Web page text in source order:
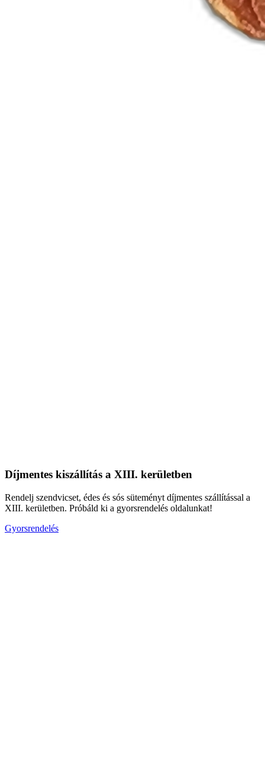
Díjmentes kiszállítás a XIII. kerületben
Rendelj szendvicset, édes és sós süteményt díjmentes szállítással a
XIII. kerületben. Próbáld ki a gyorsrendelés oldalunkat!
Gyorsrendelés